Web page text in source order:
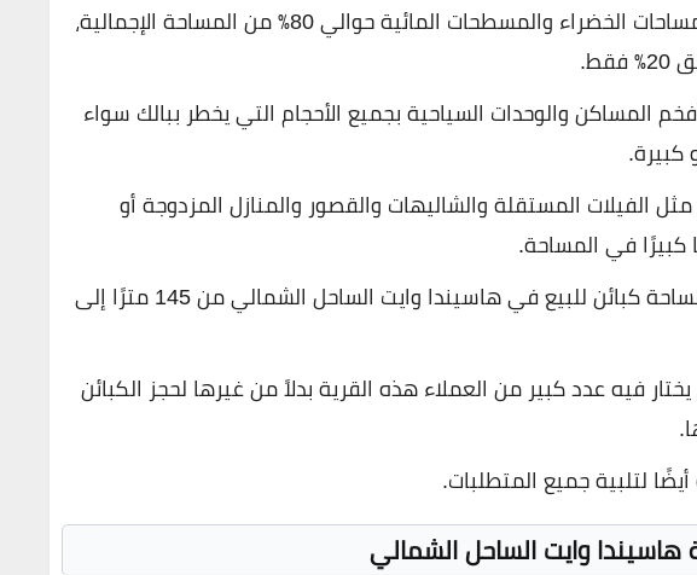
على سبيل المثال، تمثل المساحات الخضراء والمسطحات المائية حوالي 80٪ من المساحة الإجمالية،
المساكن والوحدات السياحية بجميع الأحجام التي يخطر ببالك سواء
الفيلات المستقلة والشاليهات والقصور والمنازل المزدوجة أو
كبيرًا في المساحة.
على سبيل المثال، تتراوح مساحة كبائن للبيع في هاسيندا وايت الساحل الشمالي من 145 مترًا إلى
فيه عدد كبير من العملاء هذه القرية بدلاً من غيرها لحجز الكبائن
لتلبية جميع المتطلبات.
هاسيندا وايت الساحل الشمالي